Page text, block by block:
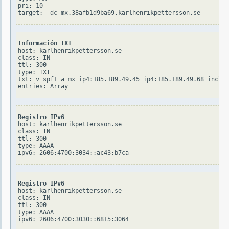
pri: 10
Información TXT
host: karlhenrikpettersson.se
class: IN
ttl: 300
type: TXT
txt: v=spf1 a mx ip4:185.189.49.45 ip4:185.189.49.68
Registro IPv6
host: karlhenrikpettersson.se
class: IN
ttl: 300
type: AAAA
Registro IPv6
host: karlhenrikpettersson.se
class: IN
ttl: 300
type: AAAA